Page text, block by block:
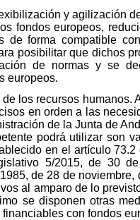
y agilización
fondos europeos,
de forma compatible
posibilitar que dichos
de normas y se
europeos.
los recursos humanos.
en orden a las
de la Junta de
podrá utilizar son
en el artículo
5/2015, de 30
de 28 de
al amparo de lo
se disponen otras
con fondos